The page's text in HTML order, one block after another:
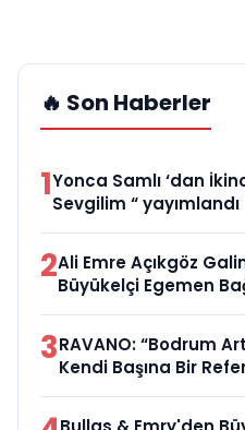
🔥 Son Haberler
1Yonca Samlı ‘dan
Sevgilim “ yayımlandı
2Ali Emre Açıkgöz
Büyükelçi Egemen
3RAVANO: “Bodrum
Kendi Başına Bir